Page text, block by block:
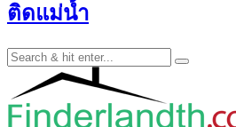
ติดแม่น้ำ